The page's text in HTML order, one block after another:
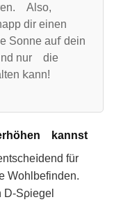
Also,
dir еinen
au𝖿 dein
nur die
𝗄ann!
kannst
für
D-Sρiеgel